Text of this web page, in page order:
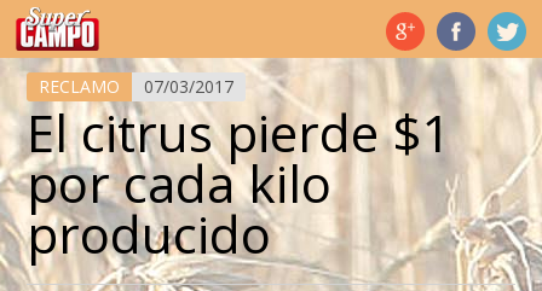
Temas de hoy
RECLAMO 07/03/2017
El citrus pierde $1
por cada kilo
producido